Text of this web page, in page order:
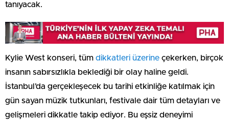
tanıyacak.
Kylie West konseri, tüm dikkatleri üzerine çekerken, birçok
insanın sabırsızlıkla beklediği bir olay haline geldi.
İstanbul’da gerçekleşecek bu tarihi etkinliğe katılmak için
gün sayan müzik tutkunları, festivale dair tüm detayları ve
gelişmeleri dikkatle takip ediyor. Bu eşsiz deneyimi